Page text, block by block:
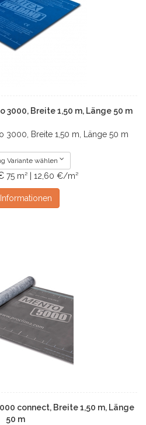
3000, Breite 1,50 m, Länge 50 m
3000, Breite 1,50 m, Länge 50 m
Variante wählen
75 m² | 12,60 €/m²
connect, Breite 1,50 m, Länge
50 m